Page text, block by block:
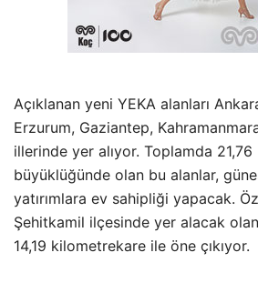
Açıklanan yeni YEKA alanları
Erzurum, Gaziantep,
illerinde yer alıyor. Toplamda
büyüklüğünde olan bu alanlar,
yatırımlara ev sahipliği yapacak.
Şehitkamil ilçesinde yer alacak
14,19 kilometrekare ile öne çıkıyor.